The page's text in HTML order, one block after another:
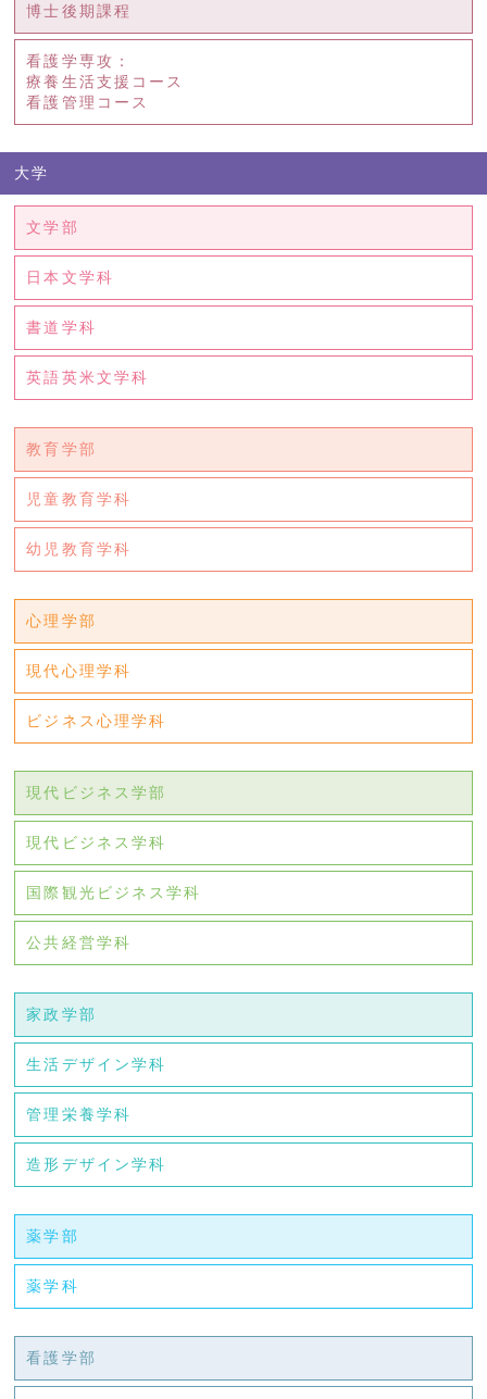
博士後期課程
看護学専攻：
療養生活支援コース
看護管理コース
大学
文学部
日本文学科
書道学科
英語英米文学科
教育学部
児童教育学科
幼児教育学科
心理学部
現代心理学科
ビジネス心理学科
現代ビジネス学部
現代ビジネス学科
国際観光ビジネス学科
公共経営学科
家政学部
生活デザイン学科
管理栄養学科
造形デザイン学科
薬学部
薬学科
看護学部